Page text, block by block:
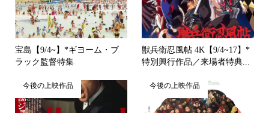
宝島【9/4~】*ギヨーム・ブ
ラック監督特集
獣兵衛忍風帖 4K【9/4~17】*
特別興行作品／来場者特典...
今後の上映作品 今後の上映作品